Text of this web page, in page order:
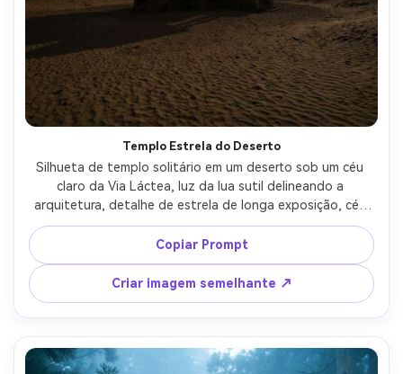
Templo Estrela do Deserto
Silhueta de templo solitário em um deserto sob um céu
claro da Via Láctea, luz da lua sutil delineando a
arquitetura, detalhe de estrela de longa exposição, céu
noturno fotorealista e textura de areia, tirado em Sony
A7S III, 20mm, f/1.8, olhar de exposição de 15s, humor de
astrofotografia cinematográfica-AR 4:5
Copiar Prompt
Criar imagem semelhante ↗